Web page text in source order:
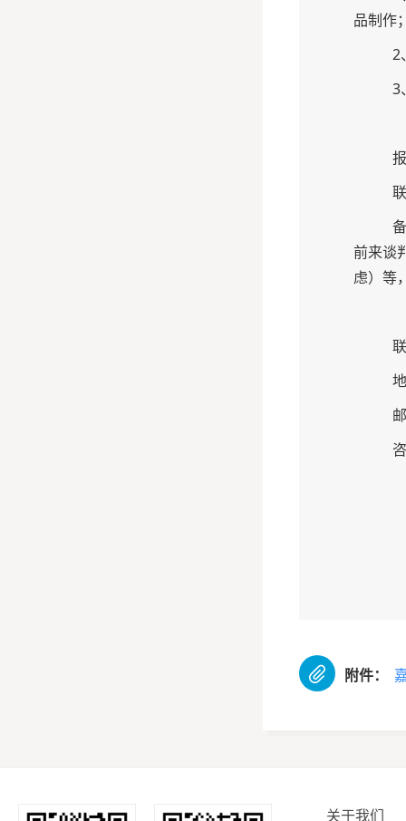
品制作
2
3
前来谈
虑）等
 附件：
关于我们